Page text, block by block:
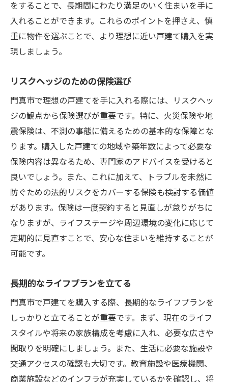
をすることで、長期間にわたり満足のいく住まいを手に
入れることができます。これらのポイントを押さえ、慎
重に物件を選ぶことで、より理想に近い戸建て購入を実
現しましょう。
リスクヘッジのための保険選び
門真市で理想の戸建てを手に入れる際には、リスクヘッ
ジの観点から保険選びが重要です。特に、火災保険や地
震保険は、不測の事態に備えるための基本的な保障とな
ります。購入した戸建ての地域や築年数によって必要な
保険内容は異なるため、専門家のアドバイスを受けると
良いでしょう。また、これに加えて、トラブルを未然に
防ぐための法的リスクをカバーする保険も検討する価値
があります。保険は一度契約すると見直しが怠りがちに
なりますが、ライフステージや周辺環境の変化に応じて
定期的に見直すことで、安心な住まいを維持することが
可能です。
長期的なライフプランを立てる
門真市で戸建てを購入する際、長期的なライフプランを
しっかりと立てることが重要です。まず、現在のライフ
スタイルや将来の家族構成を考慮に入れ、必要な広さや
間取りを明確にしましょう。また、生活に必要な施設や
交通アクセスの確認も大切です。教育施設や医療機関、
商業施設などのインフラが充実しているかを確認し、将